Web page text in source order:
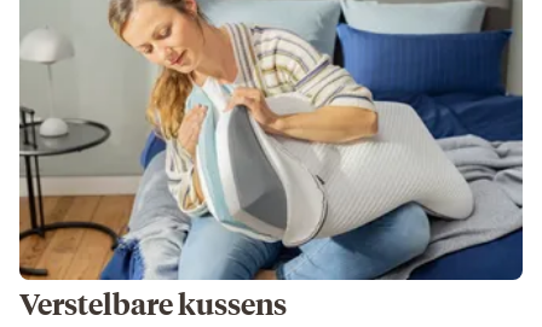
Verstelbare kussens